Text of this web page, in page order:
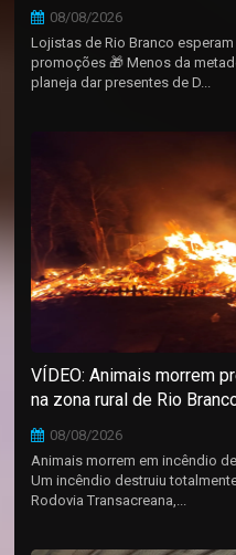
08/08/2026
Lojistas de Rio Branco
promoções 🎁 Menos da
planeja dar presentes de D...
VÍDEO: Animais morrem
na zona rural de Rio
08/08/2026
Animais morrem em incêndio
Um incêndio destruiu
Rodovia Transacreana,...